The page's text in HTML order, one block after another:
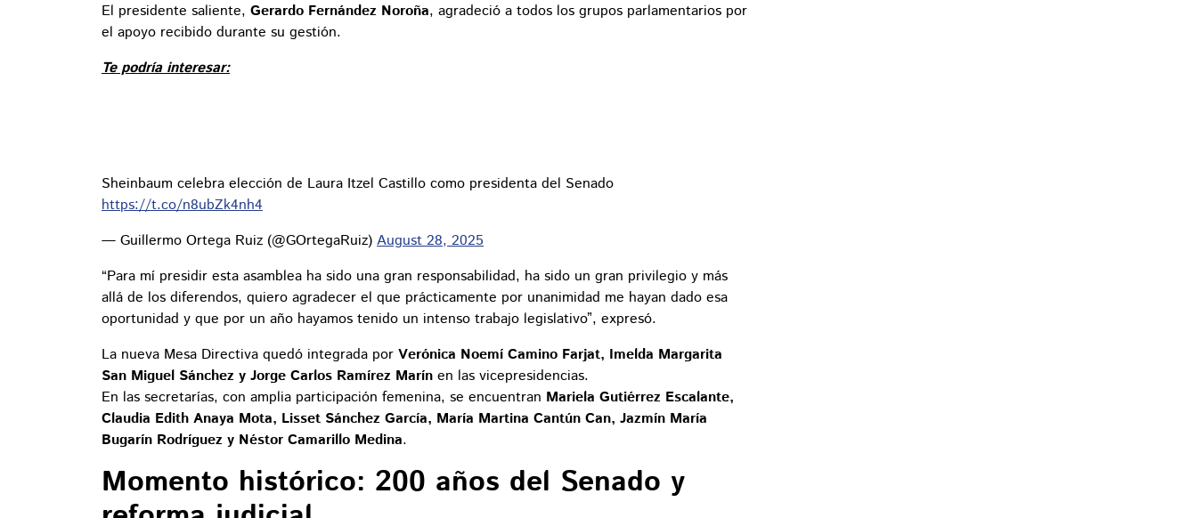
El presidente saliente, Gerardo Fernández Noroña, agradeció a todos los grupos parlamentarios por
el apoyo recibido durante su gestión.
Te podría interesar:
Sheinbaum celebra elección de Laura Itzel Castillo como presidenta del Senado
https://t.co/n8ubZk4nh4
— Guillermo Ortega Ruiz (@GOrtegaRuiz) August 28, 2025
“Para mí presidir esta asamblea ha sido una gran responsabilidad, ha sido un gran privilegio y más
allá de los diferendos, quiero agradecer el que prácticamente por unanimidad me hayan dado esa
oportunidad y que por un año hayamos tenido un intenso trabajo legislativo”, expresó.
La nueva Mesa Directiva quedó integrada por Verónica Noemí Camino Farjat, Imelda Margarita
San Miguel Sánchez y Jorge Carlos Ramírez Marín en las vicepresidencias.
En las secretarías, con amplia participación femenina, se encuentran Mariela Gutiérrez Escalante,
Claudia Edith Anaya Mota, Lisset Sánchez García, María Martina Cantún Can, Jazmín María
Bugarín Rodríguez y Néstor Camarillo Medina.
Momento histórico: 200 años del Senado y